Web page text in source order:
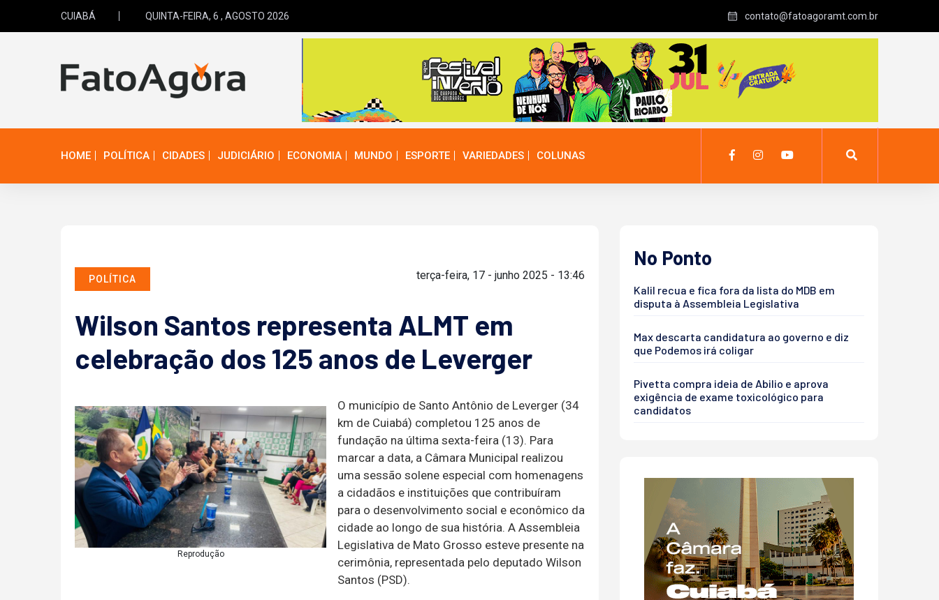
CUIABÁ QUINTA-FEIRA, 6 , AGOSTO 2026 contato@fatoagoramt.com.br
HOME POLÍTICA CIDADES JUDICIÁRIO ECONOMIA MUNDO ESPORTE VARIEDADES COLUNAS
POLÍTICA terça-feira, 17 - junho 2025 - 13:46
Wilson Santos representa ALMT em
celebração dos 125 anos de Leverger
Reprodução
O município de Santo Antônio de Leverger (34
km de Cuiabá) completou 125 anos de
fundação na última sexta-feira (13). Para
marcar a data, a Câmara Municipal realizou
uma sessão solene especial com homenagens
a cidadãos e instituições que contribuíram
para o desenvolvimento social e econômico da
cidade ao longo de sua história. A Assembleia
Legislativa de Mato Grosso esteve presente na
cerimônia, representada pelo deputado Wilson
Santos (PSD).
No Ponto
Kalil recua e fica fora da lista do MDB em
disputa à Assembleia Legislativa
Max descarta candidatura ao governo e diz
que Podemos irá coligar
Pivetta compra ideia de Abilio e aprova
exigência de exame toxicológico para
candidatos